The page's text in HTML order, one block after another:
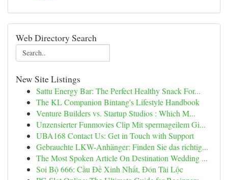
Web Directory Search
New Site Listings
Sattu Energy Bar: The Perfect Healthy Snack For...
The KL Companion Bintang's Lifestyle Handbook
Venture Builders vs. Startup Studios : Which M...
Unzensierter Funmovies Clip Mit spermageilem Gi...
UBA168 Contact Us: Get in Touch with Support
Gebrauchte LKW-Anhänger: Finden Sie das richtig...
The Most Spoken Article On Destination Wedding ...
Soi Bộ 666: Cầu Đề Xinh Nhất, Đón Tài Lộc